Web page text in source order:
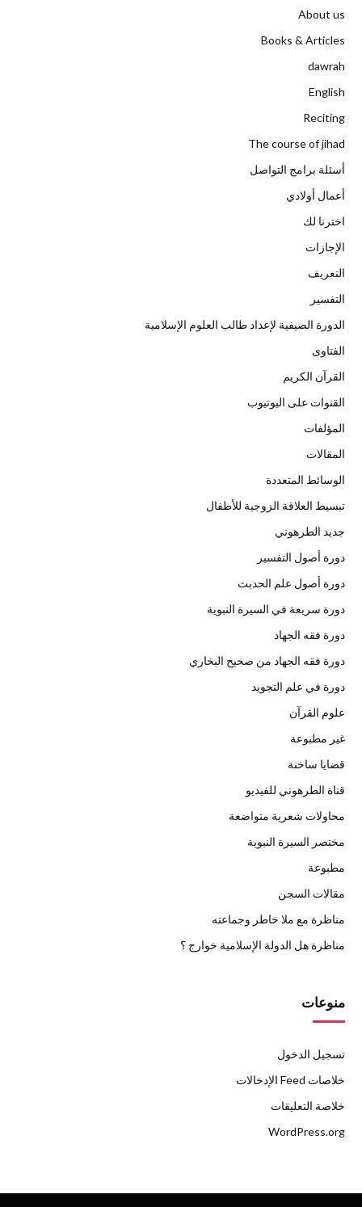
About us
Books & Articles
dawrah
English
Reciting
The course of jihad
أسئلة برامج التواصل
أعمال أولادي
اخترنا لك
الإجازات
التعريف
التفسير
الدورة الصيفية لإعداد طالب العلوم الإسلامية
الفتاوى
القرآن الكريم
القنوات على اليوتيوب
المؤلفات
المقالات
الوسائط المتعددة
تبسيط العلاقة الزوجية للأطفال
جديد الطرهوني
دورة أصول التفسير
دورة أصول علم الحدبث
دورة سريعة في السيرة النبوية
دورة فقه الجهاد
دورة فقه الجهاد من صحيح البخاري
دورة في علم التجويد
علوم القرآن
غير مطبوعة
قضايا ساخنة
قناة الطرهوني للفيديو
محاولات شعرية متواضعة
مختصر السيرة النبوية
مطبوعة
مقالات السجن
مناظرة مع ملا خاطر وجماعته
مناظرة هل الدولة الإسلامية خوارج ؟
منوعات
تسجيل الدخول
خلاصات Feed الإدخالات
خلاصة التعليقات
WordPress.org